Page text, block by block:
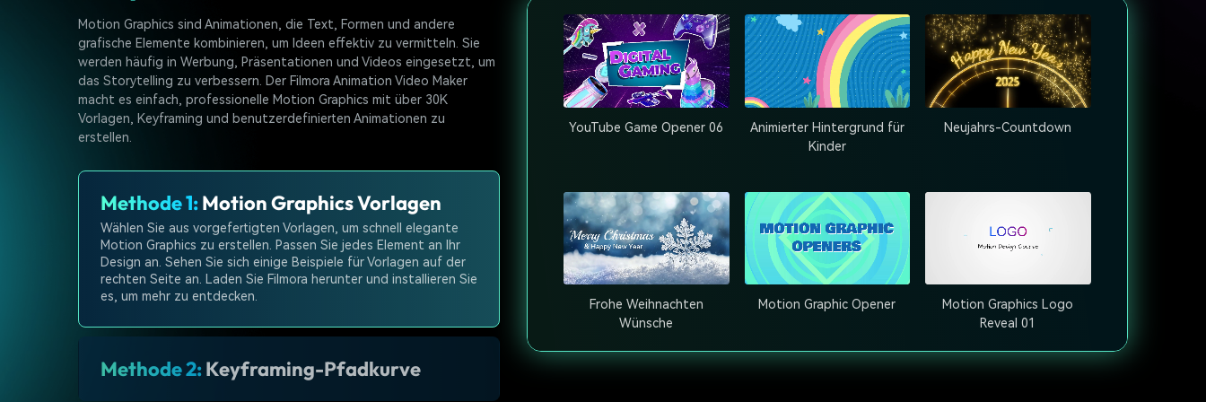
Motion Graphics sind Animationen, die Text, Formen und andere
grafische Elemente kombinieren, um Ideen effektiv zu vermitteln. Sie
werden häufig in Werbung, Präsentationen und Videos eingesetzt, um
das Storytelling zu verbessern. Der Filmora Animation Video Maker
macht es einfach, professionelle Motion Graphics mit über 30K
Vorlagen, Keyframing und benutzerdefinierten Animationen zu
erstellen.
Methode 1:Motion Graphics Vorlagen
Wählen Sie aus vorgefertigten Vorlagen, um schnell elegante
Motion Graphics zu erstellen. Passen Sie jedes Element an Ihr
Design an. Sehen Sie sich einige Beispiele für Vorlagen auf der
rechten Seite an. Laden Sie Filmora herunter und installieren Sie
es, um mehr zu entdecken.
Methode 2:Keyframing-Pfadkurve
YouTube Game Opener 06
Animierter Hintergrund für
Kinder
Neujahrs-Countdown
Frohe Weihnachten
Wünsche
Motion Graphic Opener
Motion Graphics Logo
Reveal 01